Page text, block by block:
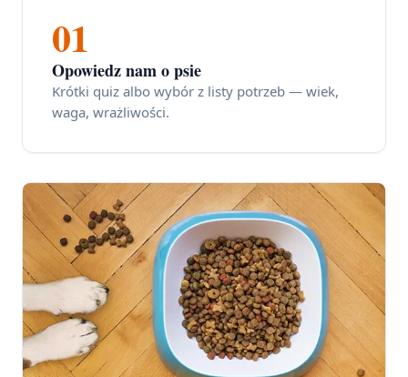
01
Opowiedz nam o psie
Krótki quiz albo wybór z listy potrzeb — wiek,
waga, wrażliwości.